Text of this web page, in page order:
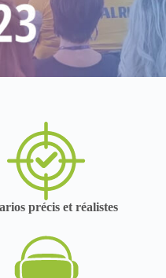
précis et réalistes